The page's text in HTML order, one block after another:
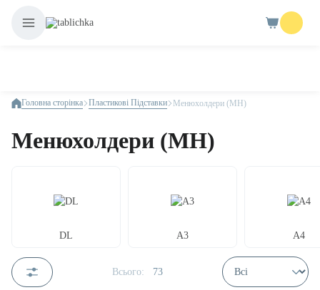
Головна сторінка Пластикові Підставки Менюхолдери (MH)
Менюхолдери (MH)
DL А3 А4
Всього: 73